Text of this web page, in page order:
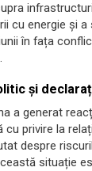
cu energie și
în fața
și
a generat
cu privire la
despre
situație